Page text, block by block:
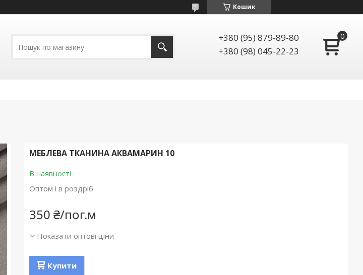
Кошик
+380 (95) 879-89-80
+380 (98) 045-22-23
МЕБЛЕВА ТКАНИНА АКВАМАРИН 10
В наявності
Оптом і в роздріб
350 ₴/пог.м
Показати оптові ціни
Купити